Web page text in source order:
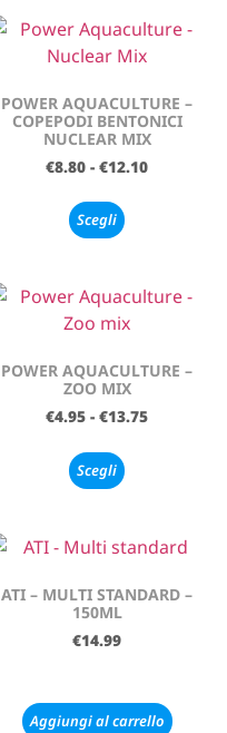
POWER AQUACULTURE –
COPEPODI BENTONICI
NUCLEAR MIX
€8.80 - €12.10
Scegli
POWER AQUACULTURE –
ZOO MIX
€4.95 - €13.75
Scegli
ATI – MULTI STANDARD –
150ML
€14.99
Aggiungi al carrello